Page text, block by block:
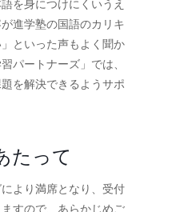
を身につけにくいうえ
進学塾の国語のカリキ
といった声もよく聞か
パートナーズ」では、
を解決できるようサポ
たって
より満席となり、受付
すので、あらかじめご